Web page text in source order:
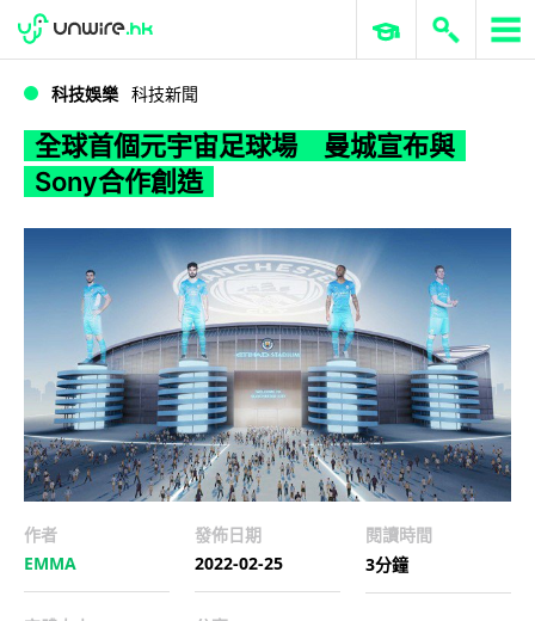
WWDC 2026 ERP 與商業 AI
科技娛樂 科技新聞
全球首個元宇宙足球場 曼城宣布與
Sony合作創造
作者
EMMA
發佈日期
2022-02-25
閱讀時間
3分鐘